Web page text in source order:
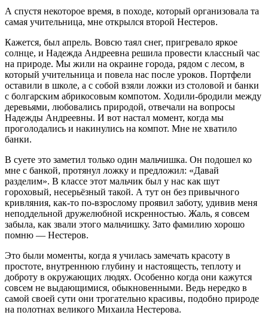
А спустя некоторое время, в походе, который организовала та
самая учительница, мне открылся второй Нестеров.
Кажется, был апрель. Вовсю таял снег, пригревало яркое
солнце, и Надежда Андреевна решила провести классный час
на природе. Мы жили на окраине города, рядом с лесом, в
который учительница и повела нас после уроков. Портфели
оставили в школе, а с собой взяли ложки из столовой и банки
с болгарским абрикосовым компотом. Ходили-бродили между
деревьями, любовались природой, отвечали на вопросы
Надежды Андреевны. И вот настал момент, когда мы
проголодались и накинулись на компот. Мне не хватило
банки.
В суете это заметил только один мальчишка. Он подошел ко
мне с банкой, протянул ложку и предложил: «Давай
разделим». В классе этот мальчик был у нас как шут
гороховый, несерьёзный такой. А тут он без привычного
кривляния, как-то по-взрослому проявил заботу, удивив меня
неподдельной дружелюбной искренностью. Жаль, я совсем
забыла, как звали этого мальчишку. Зато фамилию хорошо
помню — Нестеров.
Это были моменты, когда я училась замечать красоту в
простоте, внутреннюю глубину и настоящесть, теплоту и
доброту в окружающих людях. Особенно когда они кажутся
совсем не выдающимися, обыкновенными. Ведь нередко в
самой своей сути они трогательно красивы, подобно природе
на полотнах великого Михаила Нестерова.